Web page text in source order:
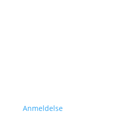
Anmeldelse